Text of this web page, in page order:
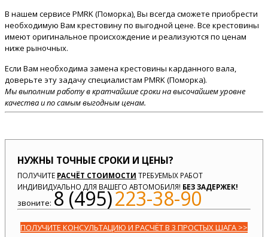
В нашем сервисе PMRK (Поморка), Вы всегда сможете приобрести
необходимую Вам крестовину по выгодной цене. Все крестовины
имеют оригинальное происхождение и реализуются по ценам
ниже рыночных.
Если Вам необходима замена крестовины карданного вала,
доверьте эту задачу специалистам PMRK (Поморка).
Мы выполним работу в кратчайшие сроки на высочайшем уровне
качества и по самым выгодным ценам.
НУЖНЫ ТОЧНЫЕ СРОКИ И ЦЕНЫ?
ПОЛУЧИТЕ РАСЧЁТ СТОИМОСТИ ТРЕБУЕМЫХ РАБОТ
ИНДИВИДУАЛЬНО ДЛЯ ВАШЕГО АВТОМОБИЛЯ! БЕЗ ЗАДЕРЖЕК!
звоните: 8 (495)223-38-90
ПОЛУЧИТЕ КОНСУЛЬТАЦИЮ И РАСЧЁТ В 3 ПРОСТЫХ ШАГА >>